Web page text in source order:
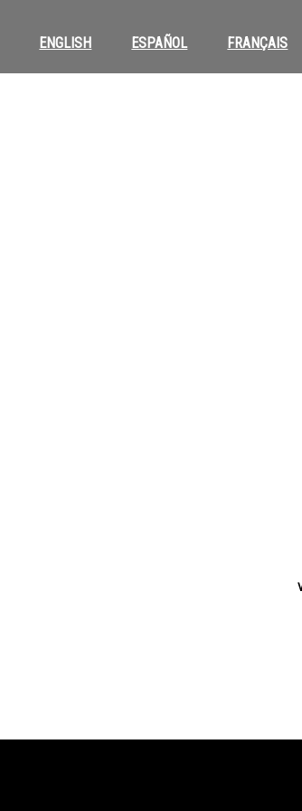
ENGLISH ESPAÑOL FRANÇAIS